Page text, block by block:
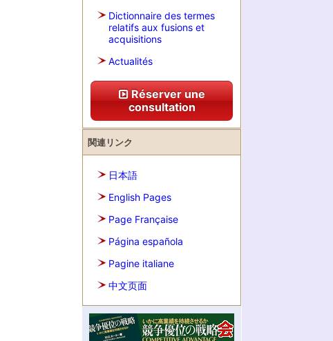
Dictionnaire des termes
relatifs aux fusions et
acquisitions
Actualités
Réserver une
consultation
関連リンク
日本語
English Pages
Page Française
Página española
Pagine italiane
中文页面